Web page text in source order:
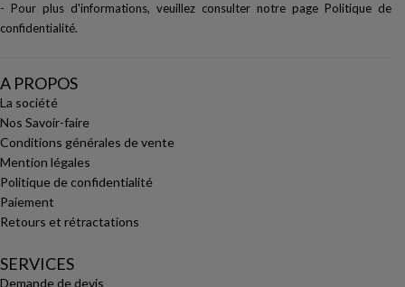
- Pour plus d'informations, veuillez consulter notre page Politique de
confidentialité.
A PROPOS
La société
Nos Savoir-faire
Conditions générales de vente
Mention légales
Politique de confidentialité
Paiement
Retours et rétractations
SERVICES
Demande de devis